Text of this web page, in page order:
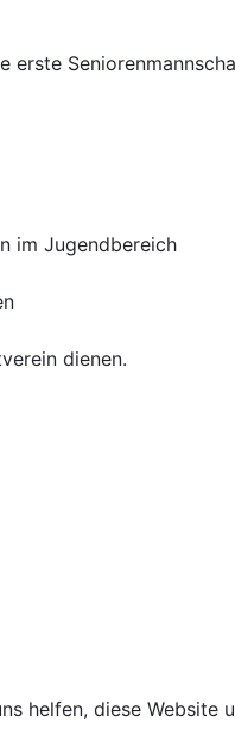
im Jugendbereich
dienen.
helfen, diese Website